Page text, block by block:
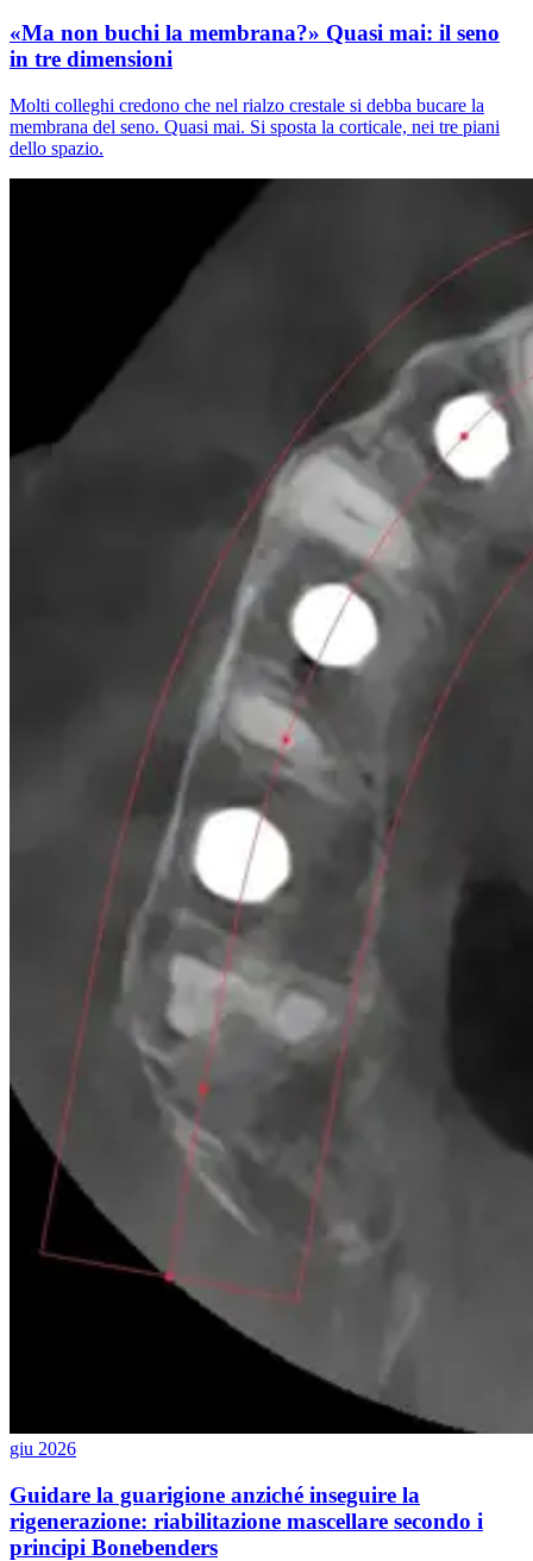
«Ma non buchi la membrana?» Quasi mai: il seno
in tre dimensioni
Molti colleghi credono che nel rialzo crestale si debba bucare la
membrana del seno. Quasi mai. Si sposta la corticale, nei tre piani
dello spazio.
giu 2026
Guidare la guarigione anziché inseguire la
rigenerazione: riabilitazione mascellare secondo i
principi Bonebenders